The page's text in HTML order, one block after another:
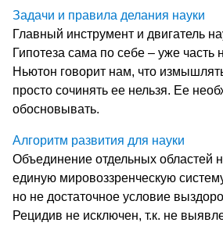
Задачи и правила делания науки
Главный инструмент и двигатель
Гипотеза сама по себе – уже часть
Ньютон говорит нам, что
просто сочинять ее нельзя. Ее
обосновывать.
Алгоритм развития для науки
Объединение отдельных областей
единую мировоззренческую
но не достаточное условие
Рецидив не исключен, т.к. не